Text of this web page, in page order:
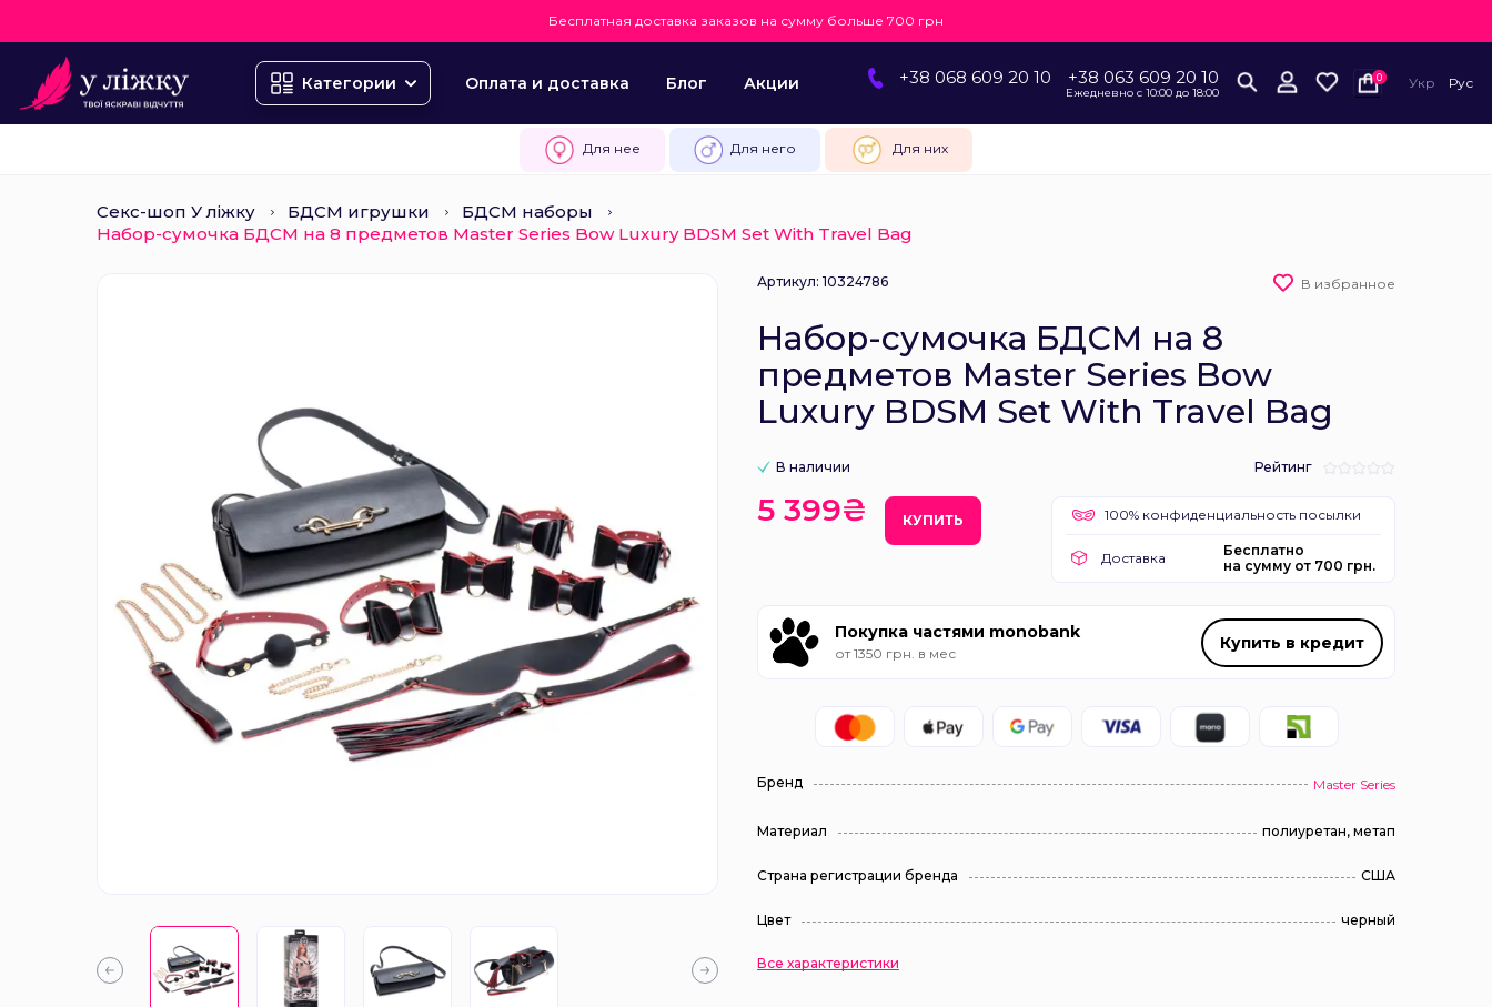
Бесплатная доставка заказов на сумму больше 700 грн
Категории Оплата и доставка Блог Акции +38 068 609 20 10 +38 063 609 20 10
Ежедневно с 10:00 до 18:00
0 Укр Рус
Для нее Для него Для них
Секс-шоп У ліжку БДСМ игрушки
БДСМ наборы
Набор-сумочка БДСМ на 8 предметов Master Series Bow Luxury BDSM Set With Travel Bag
Артикул: 10324786 В избранное
Набор-сумочка БДСМ на 8
предметов Master Series Bow
Luxury BDSM Set With Travel Bag
В наличии Рейтинг
5 399₴ КУПИТЬ 100% конфиденциальность посылки
Доставка
Бесплатно
на сумму от 700 грн.
Покупка частями monobank
от 1350 грн. в мес
Купить в кредит
Бренд Master Series
Материал полиуретан, метап
Страна регистрации бренда США
Цвет черный
Все характеристики